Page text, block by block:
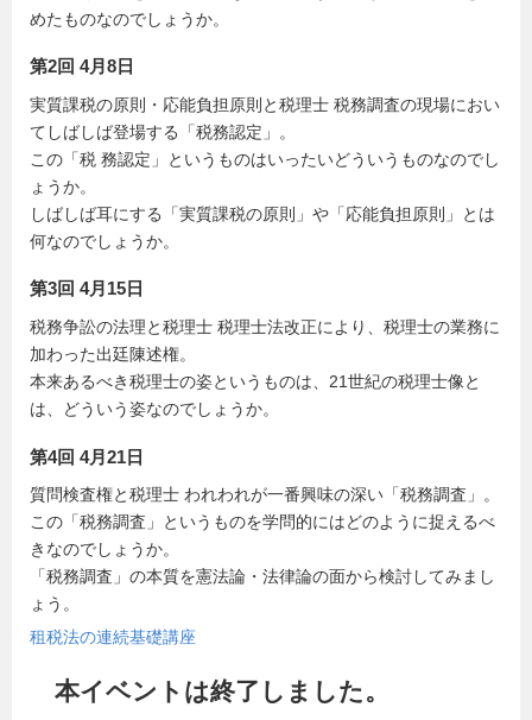
めたものなのでしょうか。
第2回 4月8日
実質課税の原則・応能負担原則と税理士 税務調査の現場におい
てしばしば登場する「税務認定」。
この「税 務認定」というものはいったいどういうものなのでし
ょうか。
しばしば耳にする「実質課税の原則」や「応能負担原則」とは
何なのでしょうか。
第3回 4月15日
税務争訟の法理と税理士 税理士法改正により、税理士の業務に
加わった出廷陳述権。
本来あるべき税理士の姿というものは、21世紀の税理士像と
は、どういう姿なのでしょうか。
第4回 4月21日
質問検査権と税理士 われわれが一番興味の深い「税務調査」。
この「税務調査」というものを学問的にはどのように捉えるべ
きなのでしょうか。
「税務調査」の本質を憲法論・法律論の面から検討してみまし
ょう。
租税法の連続基礎講座
本イベントは終了しました。